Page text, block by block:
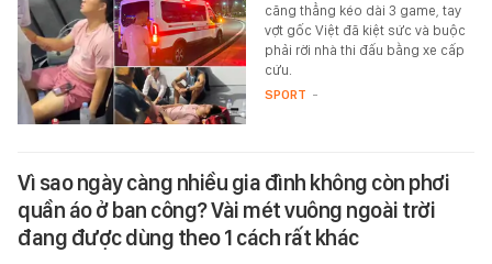
căng thẳng kéo dài 3 game, tay
vợt gốc Việt đã kiệt sức và buộc
phải rời nhà thi đấu bằng xe cấp
cứu.
SPORT -
Vì sao ngày càng nhiều gia đình không còn phơi
quần áo ở ban công? Vài mét vuông ngoài trời
đang được dùng theo 1 cách rất khác